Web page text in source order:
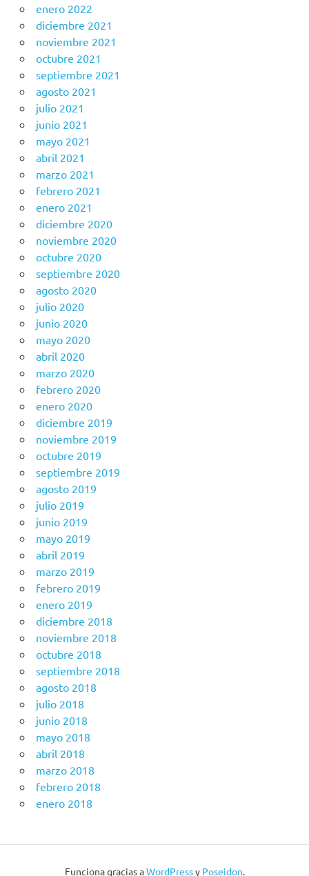
enero 2022
diciembre 2021
noviembre 2021
octubre 2021
septiembre 2021
agosto 2021
julio 2021
junio 2021
mayo 2021
abril 2021
marzo 2021
febrero 2021
enero 2021
diciembre 2020
noviembre 2020
octubre 2020
septiembre 2020
agosto 2020
julio 2020
junio 2020
mayo 2020
abril 2020
marzo 2020
febrero 2020
enero 2020
diciembre 2019
noviembre 2019
octubre 2019
septiembre 2019
agosto 2019
julio 2019
junio 2019
mayo 2019
abril 2019
marzo 2019
febrero 2019
enero 2019
diciembre 2018
noviembre 2018
octubre 2018
septiembre 2018
agosto 2018
julio 2018
junio 2018
mayo 2018
abril 2018
marzo 2018
febrero 2018
enero 2018
Funciona gracias aWordPressy Poseidon.